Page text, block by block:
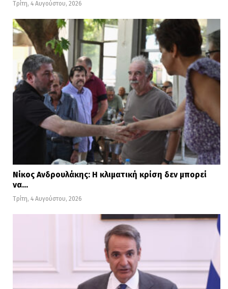
Τρίτη, 4 Αυγούστου, 2026
Νίκος Ανδρουλάκης: Η κλιματική κρίση δεν μπορεί
να…
Τρίτη, 4 Αυγούστου, 2026